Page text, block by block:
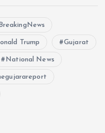
Trump Gujarat
National News